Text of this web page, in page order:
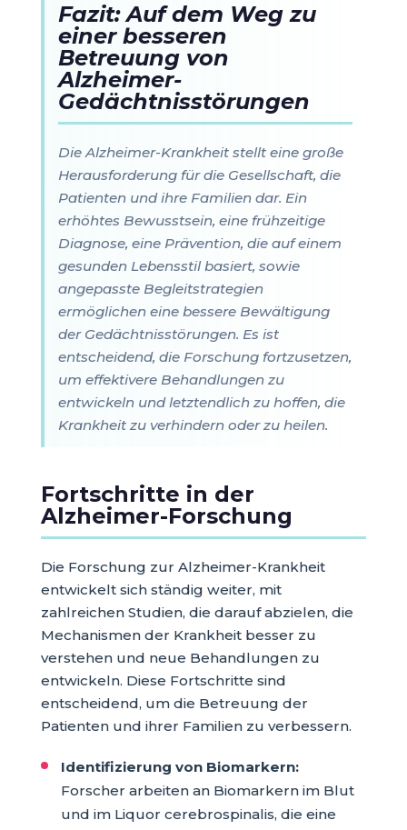
Fazit: Auf dem Weg zu
einer besseren
Betreuung von
Alzheimer-
Gedächtnisstörungen
Die Alzheimer-Krankheit stellt eine große
Herausforderung für die Gesellschaft, die
Patienten und ihre Familien dar. Ein
erhöhtes Bewusstsein, eine frühzeitige
Diagnose, eine Prävention, die auf einem
gesunden Lebensstil basiert, sowie
angepasste Begleitstrategien
ermöglichen eine bessere Bewältigung
der Gedächtnisstörungen. Es ist
entscheidend, die Forschung fortzusetzen,
um effektivere Behandlungen zu
entwickeln und letztendlich zu hoffen, die
Krankheit zu verhindern oder zu heilen.
Fortschritte in der
Alzheimer-Forschung
Die Forschung zur Alzheimer-Krankheit
entwickelt sich ständig weiter, mit
zahlreichen Studien, die darauf abzielen, die
Mechanismen der Krankheit besser zu
verstehen und neue Behandlungen zu
entwickeln. Diese Fortschritte sind
entscheidend, um die Betreuung der
Patienten und ihrer Familien zu verbessern.
Identifizierung von Biomarkern:
Forscher arbeiten an Biomarkern im Blut
und im Liquor cerebrospinalis, die eine